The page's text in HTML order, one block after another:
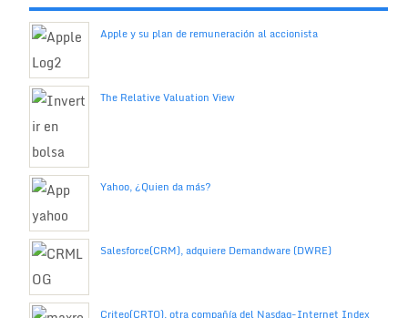
Apple y su plan de remuneración al accionista
The Relative Valuation View
Yahoo, ¿Quien da más?
Salesforce(CRM), adquiere Demandware (DWRE)
Criteo(CRTO), otra compañía del Nasdaq-Internet Index